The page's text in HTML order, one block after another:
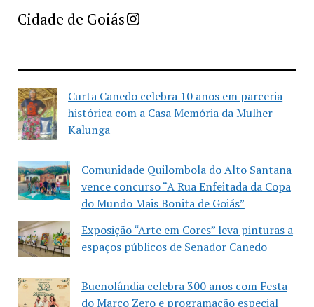
Cidade de GoiásImprensa Criativa da Cidade de Goiás
Curta Canedo celebra 10 anos em parceria
histórica com a Casa Memória da Mulher
Kalunga
Comunidade Quilombola do Alto Santana
vence concurso “A Rua Enfeitada da Copa
do Mundo Mais Bonita de Goiás”
Exposição “Arte em Cores” leva pinturas a
espaços públicos de Senador Canedo
Buenolândia celebra 300 anos com Festa
do Marco Zero e programação especial